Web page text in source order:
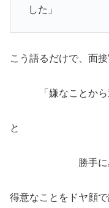
した」
こう語るだけで、面
「嫌なことか
と
勝手
得意なことをドヤ顔